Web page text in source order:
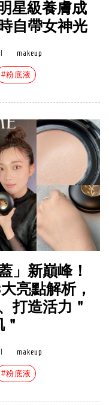
星級養膚成
自帶女神光
makeup
#粉底液
」新巔峰！
亮點解析，
打造活力＂
makeup
#粉底液